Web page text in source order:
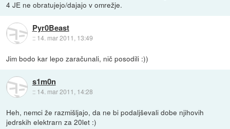
4 JE ne obratujejo/dajajo v omrežje.
Pyr0Beast
:: 14. mar 2011, 13:49
Jim bodo kar lepo zaračunali, nič posodili :))
s1m0n
:: 14. mar 2011, 14:28
Heh, nemci že razmišljajo, da ne bi podaljševali dobe njihovih
jedrskih elektrarn za 20let :)